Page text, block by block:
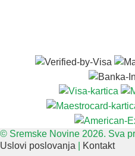
© Sremske Novine 2026. Sva
Uslovi poslovanja
Kontakt